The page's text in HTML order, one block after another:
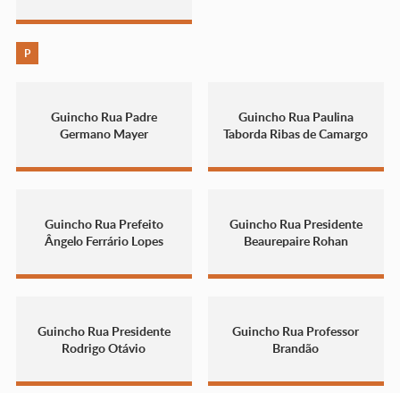
P
Guincho Rua Padre
Germano Mayer
Guincho Rua Paulina
Taborda Ribas de Camargo
Guincho Rua Prefeito
Ângelo Ferrário Lopes
Guincho Rua Presidente
Beaurepaire Rohan
Guincho Rua Presidente
Rodrigo Otávio
Guincho Rua Professor
Brandão